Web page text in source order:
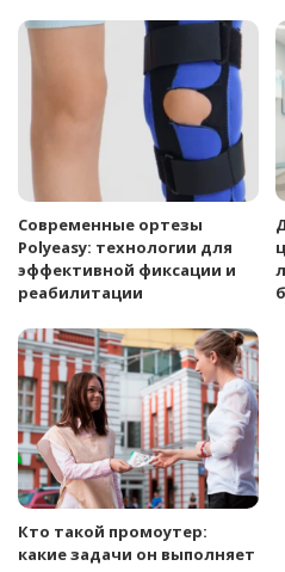
Современные ортезы
Polyeasy: технологии для
эффективной фиксации и
реабилитации
Кто такой промоутер:
какие задачи он выполняет